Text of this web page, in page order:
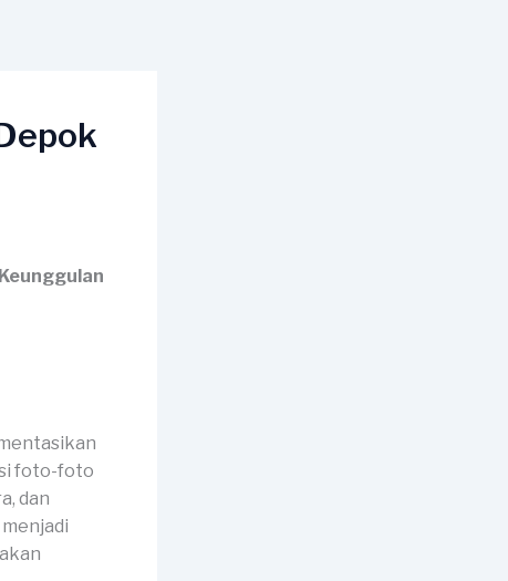
foto-foto
dan